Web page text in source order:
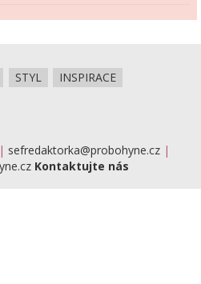
STYL
INSPIRACE
sefredaktorka@probohyne.cz|
Kontaktujte nás